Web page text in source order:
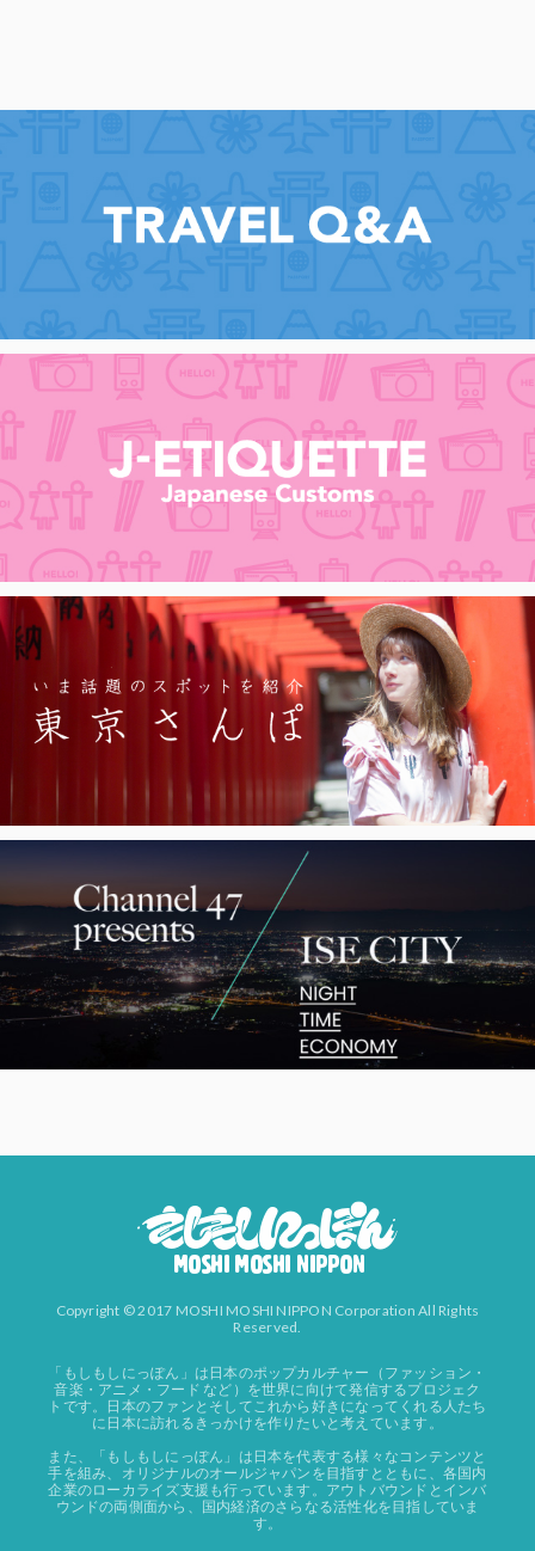
Copyright © 2017 MOSHI MOSHI NIPPON Corporation All Rights
Reserved.
「もしもしにっぽん」は日本のポップカルチャー（ファッション・
音楽・アニメ・フード など）を世界に向けて発信するプロジェク
トです。日本のファンとそしてこれから好きになってくれる人たち
に日本に訪れるきっかけを作りたいと考えています。
また、「もしもしにっぽん」は日本を代表する様々なコンテンツと
手を組み、オリジナルのオールジャパンを目指すとともに、各国内
企業のローカライズ支援も行っています。アウトバウンドとインバ
ウンドの両側面から、国内経済のさらなる活性化を目指していま
す。